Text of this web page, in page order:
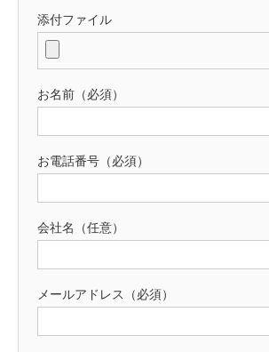
添付ファイル
お名前（必須）
お電話番号（必須）
会社名（任意）
メールアドレス（必須）